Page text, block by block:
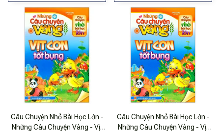
Câu Chuyện Nhỏ Bài Học Lớn -
Những Câu Chuyện Vàng - Vịt
Câu Chuyện Nhỏ Bài Học Lớn -
Những Câu Chuyện Vàng - Vịt